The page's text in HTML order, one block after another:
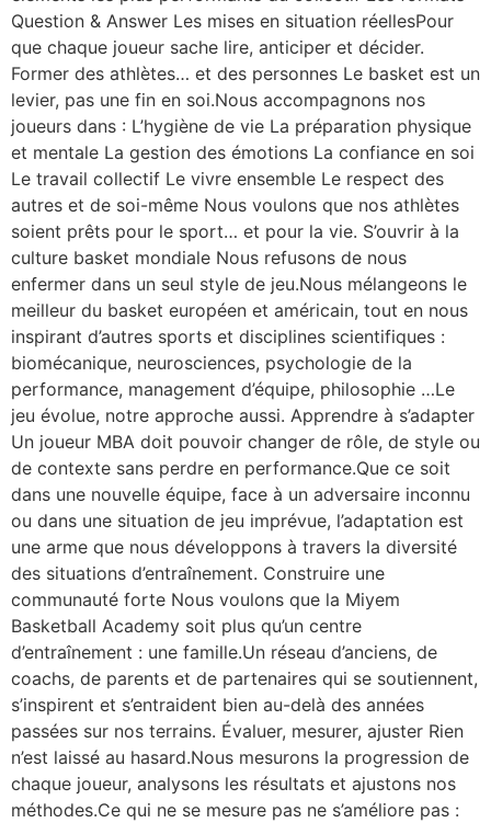
Question & Answer Les mises en situation réellesPour
que chaque joueur sache lire, anticiper et décider.
Former des athlètes… et des personnes Le basket est un
levier, pas une fin en soi.Nous accompagnons nos
joueurs dans : L’hygiène de vie La préparation physique
et mentale La gestion des émotions La confiance en soi
Le travail collectif Le vivre ensemble Le respect des
autres et de soi-même Nous voulons que nos athlètes
soient prêts pour le sport… et pour la vie. S’ouvrir à la
culture basket mondiale Nous refusons de nous
enfermer dans un seul style de jeu.Nous mélangeons le
meilleur du basket européen et américain, tout en nous
inspirant d’autres sports et disciplines scientifiques :
biomécanique, neurosciences, psychologie de la
performance, management d’équipe, philosophie …Le
jeu évolue, notre approche aussi. Apprendre à s’adapter
Un joueur MBA doit pouvoir changer de rôle, de style ou
de contexte sans perdre en performance.Que ce soit
dans une nouvelle équipe, face à un adversaire inconnu
ou dans une situation de jeu imprévue, l’adaptation est
une arme que nous développons à travers la diversité
des situations d’entraînement. Construire une
communauté forte Nous voulons que la Miyem
Basketball Academy soit plus qu’un centre
d’entraînement : une famille.Un réseau d’anciens, de
coachs, de parents et de partenaires qui se soutiennent,
s’inspirent et s’entraident bien au-delà des années
passées sur nos terrains. Évaluer, mesurer, ajuster Rien
n’est laissé au hasard.Nous mesurons la progression de
chaque joueur, analysons les résultats et ajustons nos
méthodes.Ce qui ne se mesure pas ne s’améliore pas :